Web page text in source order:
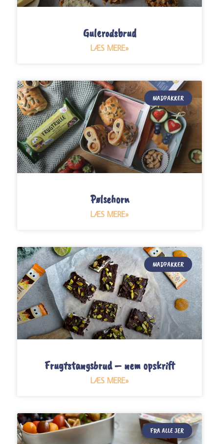
Gulerodsbrud
LÆS MERE»
MADPAKKER
Pølsehorn
LÆS MERE»
MADPAKKER
Frugtstangsbrud – nem opskrift
LÆS MERE»
FRA ALLE JER